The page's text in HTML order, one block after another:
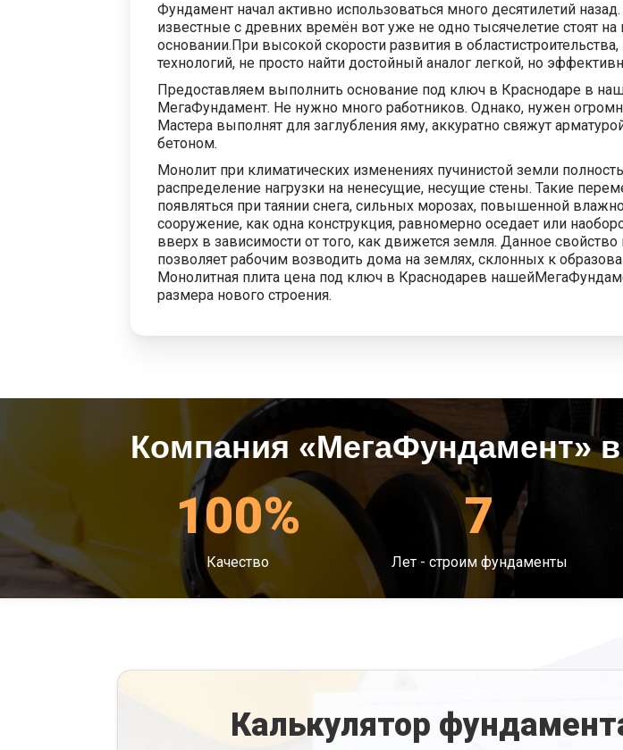
Фундамент начал активно использоваться много десятилетий
известные с древних времён вот уже не одно тысячелетие стоят
основании.При высокой скорости развития в
технологий, не просто найти достойный аналог легкой, но
Предоставляем выполнить основание под ключ в Краснодаре в
МегаФундамент. Не нужно много работников. Однако, нужен
Мастера выполнят для заглубления яму, аккуратно свяжут
бетоном.
Монолит при климатических изменениях пучинистой земли
распределение нагрузки на ненесущие, несущие стены. Такие
появляться при таянии снега, сильных морозах, повышенной
сооружение, как одна конструкция, равномерно оседает или
вверх в зависимости от того, как движется земля. Данное свойство
позволяет рабочим возводить дома на землях, склонных к
Монолитная плита цена под ключ в Краснодарев
размера нового строения.
Компания «МегаФундамент»
100%
Качество
7
Лет - строим фундаменты
Калькулятор